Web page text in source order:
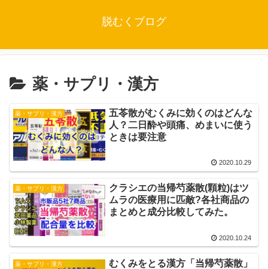
脱むくブログ
薬・サプリ・漢方
薬・サプリ・漢方
五苓散がむくみに効くのはどんな
人？二日酔や頭痛、めまいに使う
ときは要注意
2020.10.29
薬・サプリ・漢方
クラシエの当帰芍薬散(顆粒)はツ
ムラの医療用に匹敵?各社商品の
まとめと成分比較してみた。
2020.10.24
薬・サプリ・漢方
むくみをとる漢方「当帰芍薬散」